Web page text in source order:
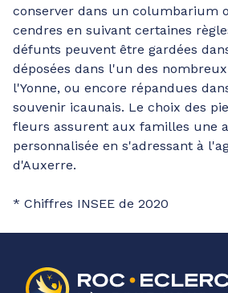
conserver dans un columbarium
cendres en suivant certaines
défunts peuvent être gardées
déposées dans l'un des
l'Yonne, ou encore répandues
souvenir icaunais. Le choix des
fleurs assurent aux familles une
personnalisée en s'adressant à
d'Auxerre.
* Chiffres INSEE de 2020